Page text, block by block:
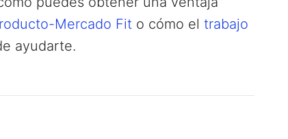
Mercado Fit o cómo el trabajo
ayudarte.